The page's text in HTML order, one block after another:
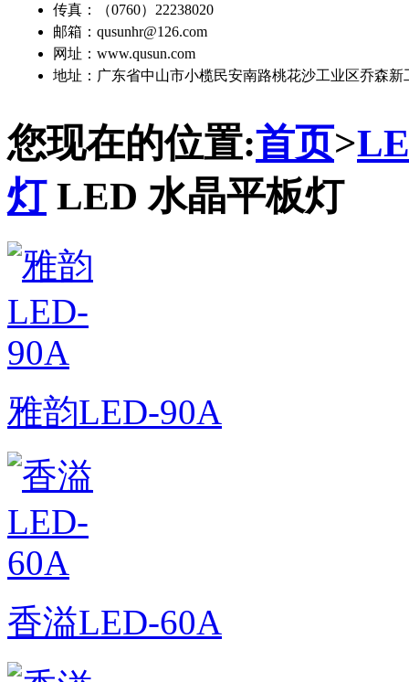
传真：（0760）22238020
邮箱：qusunhr@126.com
网址：www.qusun.com
地址：广东省中山市小榄民安南路桃花沙工业区乔森新
您现在的位置:首页>
灯 LED 水晶平板灯
雅韵LED-90A
香溢LED-60A